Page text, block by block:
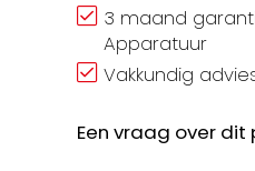
3 maand
Apparatuur
Vakkundig
Een vraag over dit